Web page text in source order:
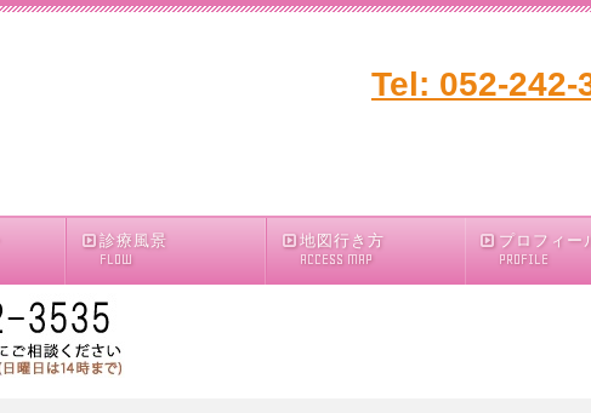
Tel: 052-242-
診療風景
FLOW
地図行き方
ACCESS MAP
プロフィー
PROFILE